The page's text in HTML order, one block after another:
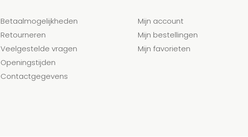
Betaalmogelijkheden
Retourneren
Veelgestelde vragen
Openingstijden
Contactgegevens
Mijn account
Mijn bestellingen
Mijn favorieten